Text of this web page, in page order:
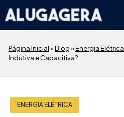
para
o
conteúdo
Página Inicial»Blog»Energia Elétrica
Indutiva e Capacitiva?
ENERGIA ELÉTRICA